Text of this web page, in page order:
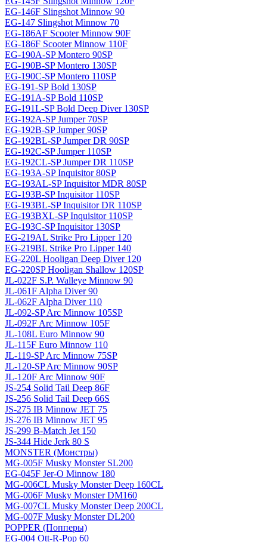
EG-146F Slingshot Minnow 90
EG-147 Slingshot Minnow 70
EG-186AF Scooter Minnow 90F
EG-186F Scooter Minnow 110F
EG-190A-SP Montero 90SP
EG-190B-SP Montero 130SP
EG-190C-SP Montero 110SP
EG-191-SP Bold 130SP
EG-191A-SP Bold 110SP
EG-191L-SP Bold Deep Diver 130SP
EG-192A-SP Jumper 70SP
EG-192B-SP Jumper 90SP
EG-192BL-SP Jumper DR 90SP
EG-192C-SP Jumper 110SP
EG-192CL-SP Jumper DR 110SP
EG-193A-SP Inquisitor 80SP
EG-193AL-SP Inquisitor MDR 80SP
EG-193B-SP Inquisitor 110SP
EG-193BL-SP Inquisitor DR 110SP
EG-193BXL-SP Inquisitor 110SP
EG-193C-SP Inquisitor 130SP
EG-219AL Strike Pro Lipper 120
EG-219BL Strike Pro Lipper 140
EG-220L Hooligan Deep Diver 120
EG-220SP Hooligan Shallow 120SP
JL-022F S.P. Walleye Minnow 90
JL-061F Alpha Diver 90
JL-062F Alpha Diver 110
JL-092-SP Arc Minnow 105SP
JL-092F Arc Minnow 105F
JL-108L Euro Minnow 90
JL-115F Euro Minnow 110
JL-119-SP Arc Minnow 75SP
JL-120-SP Arc Minnow 90SP
JL-120F Arc Minnow 90F
JS-254 Solid Tail Deep 86F
JS-256 Solid Tail Deep 66S
JS-275 IB Minnow JET 75
JS-276 IB Minnow JET 95
JS-299 B-Match Jet 150
JS-344 Hide Jerk 80 S
MONSTER (Монстры)
MG-005F Musky Monster SL200
EG-045F Jer-O Minnow 180
MG-006CL Musky Monster Deep 160CL
MG-006F Musky Monster DM160
MG-007CL Musky Monster Deep 200CL
MG-007F Musky Monster DL200
POPPER (Попперы)
EG-004 Ott-R-Pop 60